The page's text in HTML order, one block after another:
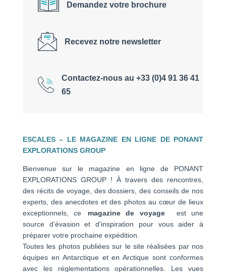
Demandez votre brochure
Recevez notre newsletter
Contactez-nous au +33 (0)4 91 36 41
65
ESCALES – LE MAGAZINE EN LIGNE DE PONANT
EXPLORATIONS GROUP
Bienvenue sur le magazine en ligne de PONANT
EXPLORATIONS GROUP ! À travers des rencontres,
des récits de voyage, des dossiers, des conseils de nos
experts, des anecdotes et des photos au cœur de lieux
exceptionnels, ce magazine de voyage
est une
source d’évasion et d’inspiration pour vous aider à
préparer votre prochaine expédition.
Toutes les photos publiées sur le site réalisées par nos
équipes en Antarctique et en Arctique sont conformes
avec les réglementations opérationnelles. Les vues